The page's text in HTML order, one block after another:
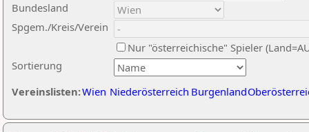
Sortierung
Bundesland
Spgem./Kreis/Verein
Nur "österreichische" Spieler
Vereinslisten:Wien Niederösterreich Burgenland